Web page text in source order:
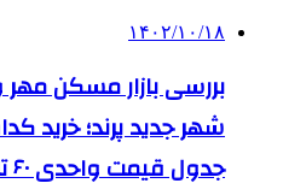
۱۴۰۲/۱۰/۱۸
بررسی بازار مسکن
شهر جدید پرند؛ خرید
جدول قیمت واحدی ۶۰ تا ۹۵ متری را ببنید